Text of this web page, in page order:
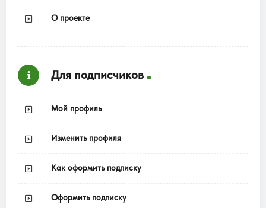
О проекте
Для подписчиков
Мой профиль
Изменить профиля
Как оформить подписку
Оформить подписку